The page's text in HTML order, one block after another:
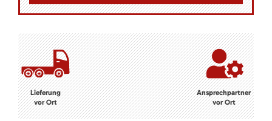
Lieferung
vor Ort
Ansprechpartner
vor Ort